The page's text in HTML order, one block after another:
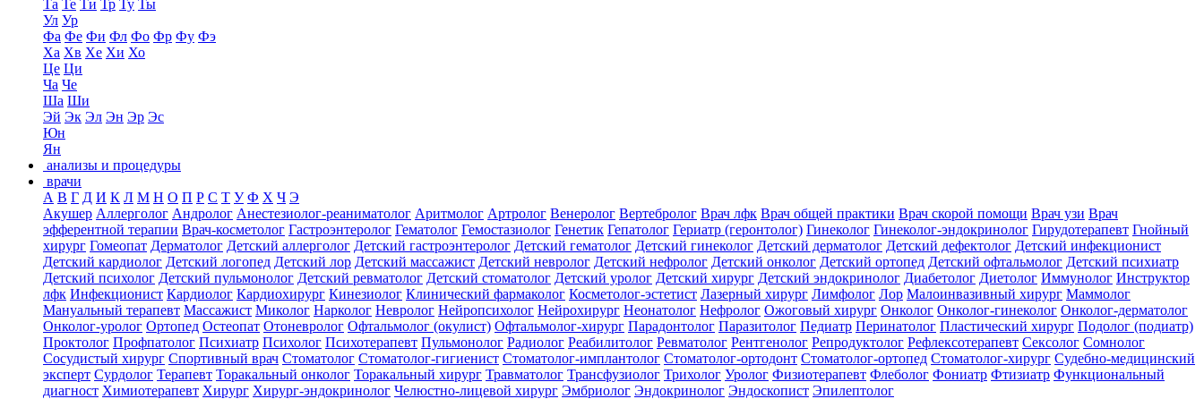
Та Те Ти Тр Ту Ты
Ул Ур
Фа Фе Фи Фл Фо Фр Фу Фэ
Ха Хв Хе Хи Хо
Це Ци
Ча Че
Ша Ши
Эй Эк Эл Эн Эр Эс
Юн
Ян
анализы и процедуры
врачи
А В Г Д И К Л М Н О П Р С Т У Ф Х Ч Э
Акушер Аллерголог Андролог Анестезиолог-реаниматолог Аритмолог Артролог Венеролог Вертебролог Врач лфк Врач общей практики Врач скорой помощи Врач узи Врач
эфферентной терапии Врач-косметолог Гастроэнтеролог Гематолог Гемостазиолог Генетик Гепатолог Гериатр (геронтолог) Гинеколог Гинеколог-эндокринолог Гирудотерапевт Гнойный
хирург Гомеопат Дерматолог Детский аллерголог Детский гастроэнтеролог Детский гематолог Детский гинеколог Детский дерматолог Детский дефектолог Детский инфекционист
Детский кардиолог Детский логопед Детский лор Детский массажист Детский невролог Детский нефролог Детский онколог Детский ортопед Детский офтальмолог Детский психиатр
Детский психолог Детский пульмонолог Детский ревматолог Детский стоматолог Детский уролог Детский хирург Детский эндокринолог Диабетолог Диетолог Иммунолог Инструктор
лфк Инфекционист Кардиолог Кардиохирург Кинезиолог Клинический фармаколог Косметолог-эстетист Лазерный хирург Лимфолог Лор Малоинвазивный хирург Маммолог
Мануальный терапевт Массажист Миколог Нарколог Невролог Нейропсихолог Нейрохирург Неонатолог Нефролог Ожоговый хирург Онколог Онколог-гинеколог Онколог-дерматолог
Онколог-уролог Ортопед Остеопат Отоневролог Офтальмолог (окулист) Офтальмолог-хирург Парадонтолог Паразитолог Педиатр Перинатолог Пластический хирург Подолог (подиатр)
Проктолог Профпатолог Психиатр Психолог Психотерапевт Пульмонолог Радиолог Реабилитолог Ревматолог Рентгенолог Репродуктолог Рефлексотерапевт Сексолог Сомнолог
Сосудистый хирург Спортивный врач Стоматолог Стоматолог-гигиенист Стоматолог-имплантолог Стоматолог-ортодонт Стоматолог-ортопед Стоматолог-хирург Судебно-медицинский
эксперт Сурдолог Терапевт Торакальный онколог Торакальный хирург Травматолог Трансфузиолог Трихолог Уролог Физиотерапевт Флеболог Фониатр Фтизиатр Функциональный
диагност Химиотерапевт Хирург Хирург-эндокринолог Челюстно-лицевой хирург Эмбриолог Эндокринолог Эндоскопист Эпилептолог